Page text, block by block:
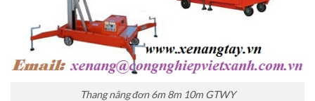
Thang nâng đơn 6m 8m 10m GTWY